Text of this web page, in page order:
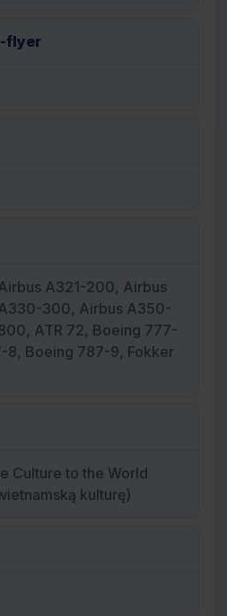
flyer
A321-200, Airbus
300, Airbus A350-
ATR 72, Boeing 777-
8, Boeing 787-9, Fokker
Culture to the World
kulturę)